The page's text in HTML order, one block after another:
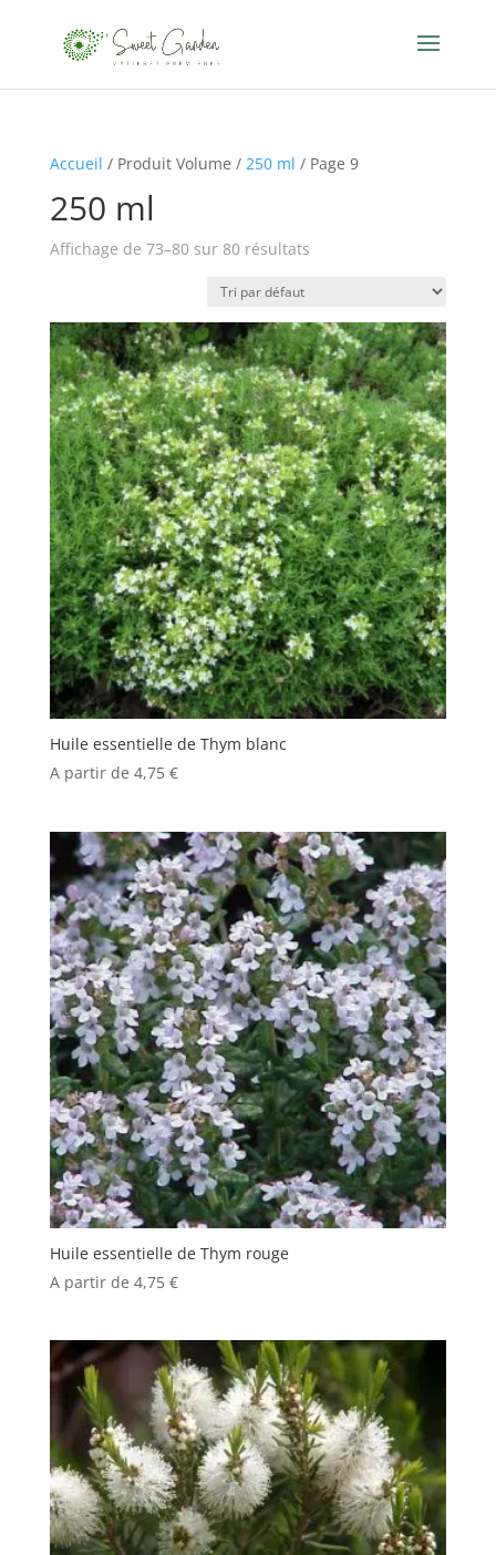
Accueil / Produit Volume / 250 ml / Page 9
250 ml
Affichage de 73–80 sur 80 résultats
Huile essentielle de Thym blanc
A partir de 4,75 €
Huile essentielle de Thym rouge
A partir de 4,75 €